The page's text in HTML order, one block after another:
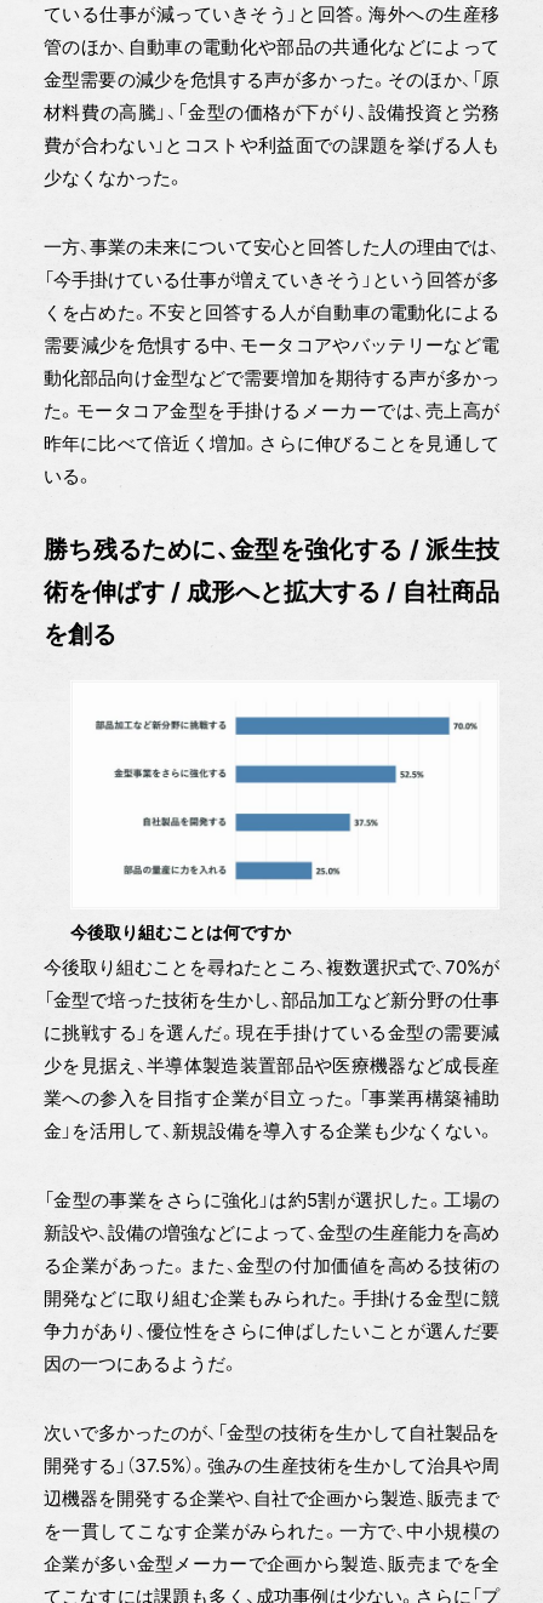
ている仕事が減っていきそう」と回答。海外への生産移
管のほか、自動車の電動化や部品の共通化などによって
金型需要の減少を危惧する声が多かった。そのほか、「原
材料費の高騰」、「金型の価格が下がり、設備投資と労務
費が合わない」とコストや利益面での課題を挙げる人も
少なくなかった。
一方、事業の未来について安心と回答した人の理由では、
「今手掛けている仕事が増えていきそう」という回答が多
くを占めた。不安と回答する人が自動車の電動化による
需要減少を危惧する中、モータコアやバッテリーなど電
動化部品向け金型などで需要増加を期待する声が多かっ
た。モータコア金型を手掛けるメーカーでは、売上高が
昨年に比べて倍近く増加。さらに伸びることを見通して
いる。
勝ち残るために、金型を強化する / 派生技
術を伸ばす / 成形へと拡大する / 自社商品
を創る
今後取り組むことは何ですか
今後取り組むことを尋ねたところ、複数選択式で、70%が
「金型で培った技術を生かし、部品加工など新分野の仕事
に挑戦する」を選んだ。現在手掛けている金型の需要減
少を見据え、半導体製造装置部品や医療機器など成長産
業への参入を目指す企業が目立った。「事業再構築補助
金」を活用して、新規設備を導入する企業も少なくない。
「金型の事業をさらに強化」は約5割が選択した。工場の
新設や、設備の増強などによって、金型の生産能力を高め
る企業があった。また、金型の付加価値を高める技術の
開発などに取り組む企業もみられた。手掛ける金型に競
争力があり、優位性をさらに伸ばしたいことが選んだ要
因の一つにあるようだ。
次いで多かったのが、「金型の技術を生かして自社製品を
開発する」（37.5%）。強みの生産技術を生かして治具や周
辺機器を開発する企業や、自社で企画から製造、販売まで
を一貫してこなす企業がみられた。一方で、中小規模の
企業が多い金型メーカーで企画から製造、販売までを全
てこなすには課題も多く、成功事例は少ない。さらに「プ